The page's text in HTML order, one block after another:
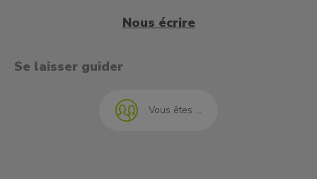
Nous écrire
Se laisser guider
Vous êtes ...